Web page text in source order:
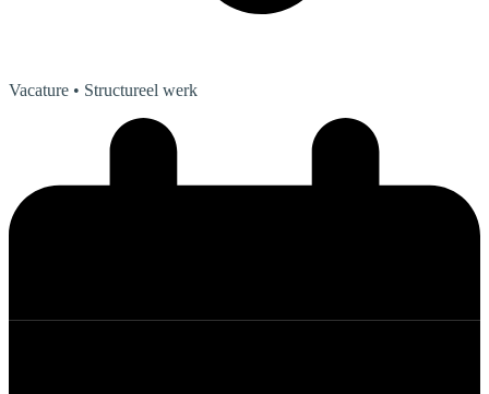
Vacature • Structureel werk